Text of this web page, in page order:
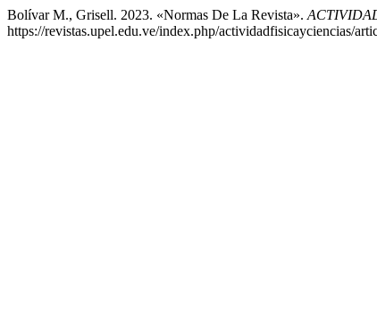
Bolívar M., Grisell. 2023. «Normas De La Revista».
https://revistas.upel.edu.ve/index.php/actividadfisicayciencias/